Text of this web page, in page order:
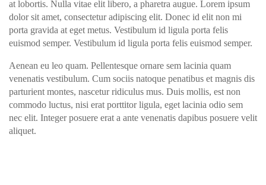
at lobortis. Nulla vitae elit libero, a pharetra augue. Lorem ipsum
dolor sit amet, consectetur adipiscing elit. Donec id elit non mi
porta gravida at eget metus. Vestibulum id ligula porta felis
euismod semper. Vestibulum id ligula porta felis euismod semper.
Aenean eu leo quam. Pellentesque ornare sem lacinia quam
venenatis vestibulum. Cum sociis natoque penatibus et magnis dis
parturient montes, nascetur ridiculus mus. Duis mollis, est non
commodo luctus, nisi erat porttitor ligula, eget lacinia odio sem
nec elit. Integer posuere erat a ante venenatis dapibus posuere velit
aliquet.